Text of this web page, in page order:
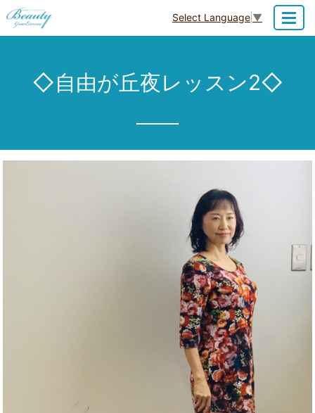
Select Language ▼
◇自由が丘夜レッスン2◇